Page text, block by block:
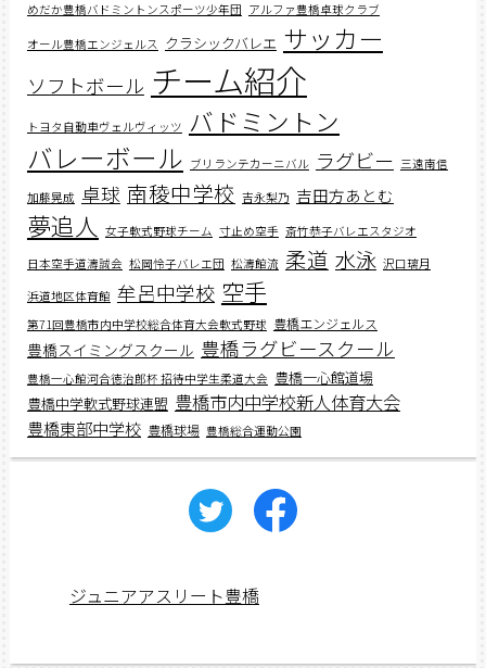
めだか豊橋バドミントンスポーツ少年団 アルファ豊橋卓球クラブ
オール豊橋エンジェルス クラシックバレエ サッカー
ソフトボール チーム紹介
トヨタ自動車ヴェルヴィッツ バドミントン
バレーボール ブリランテカーニバル ラグビー 三遠南信
加藤晃成 卓球 南稜中学校 吉永梨乃 吉田方あとむ
夢追人 女子軟式野球チーム 寸止め空手 斎竹恭子バレエスタジオ
日本空手道濤誠会 松岡怜子バレエ団 松濤館流 柔道 水泳 沢口璃月
浜道地区体育館 牟呂中学校 空手
第71回豊橋市内中学校総合体育大会軟式野球 豊橋エンジェルス
豊橋スイミングスクール 豊橋ラグビースクール
豊橋一心館河合徳治郎杯 招待中学生柔道大会 豊橋一心館道場
豊橋中学軟式野球連盟 豊橋市内中学校新人体育大会
豊橋東部中学校 豊橋球場 豊橋総合運動公園
ジュニアアスリート豊橋